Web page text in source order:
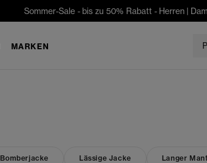
Sommer-Sale - bis zu 50% Rabatt - Herren |
MARKEN
Bomberjacke Lässige Jacke Langer